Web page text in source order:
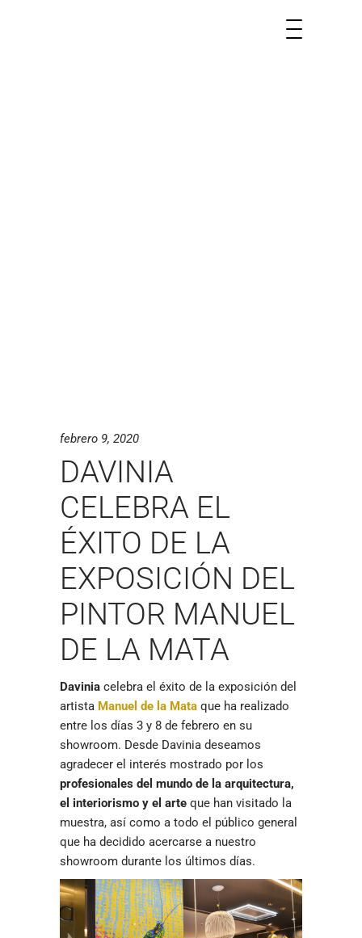
febrero 9, 2020
DAVINIA
CELEBRA EL
ÉXITO DE LA
EXPOSICIÓN DEL
PINTOR MANUEL
DE LA MATA
Davinia celebra el éxito de la exposición del
artista Manuel de la Mata que ha realizado
entre los días 3 y 8 de febrero en su
showroom. Desde Davinia deseamos
agradecer el interés mostrado por los
profesionales del mundo de la arquitectura,
el interiorismo y el arte que han visitado la
muestra, así como a todo el público general
que ha decidido acercarse a nuestro
showroom durante los últimos días.